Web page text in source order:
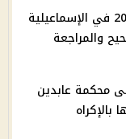
نتيجة الشهادة الإعدادية 2026 في الإسماعيلية
والمراجعة
محكمة عابدين